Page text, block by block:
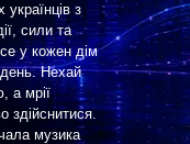
з
сили та
у кожен дім
день. Нехай
а мрії
здійснитися.
музика